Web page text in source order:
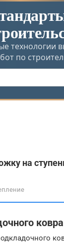
технологии
по
на
ковра